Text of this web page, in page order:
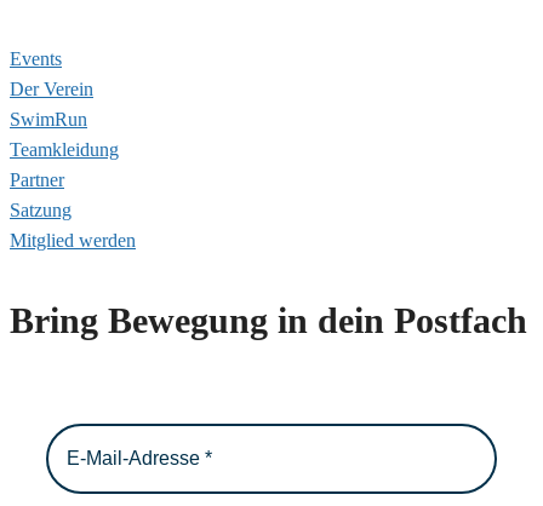
Events
Der Verein
SwimRun
Teamkleidung
Partner
Satzung
Mitglied werden
Bring Bewegung in dein Postfach